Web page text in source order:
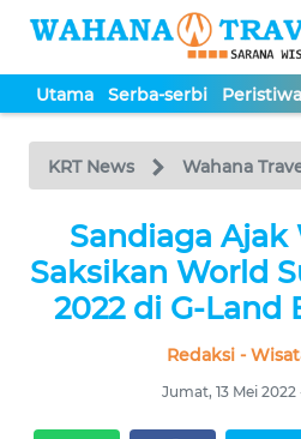
Utama Serba-serbi Peristiwa
KRT News Wahana
Sandiaga Ajak
Saksikan World
2022 di G-Land
Redaksi -
Jumat, 13 Mei 2022
TV
Tutup
UTAMA
SERBA-
SERBI